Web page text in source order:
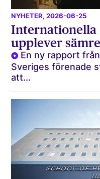
NYHETER, 2026-06-25
upplever
En ny rapport
Sveriges förenade
att...